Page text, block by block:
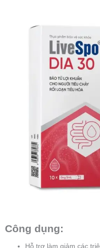
Công dụng:
Hỗ trợ làm giảm các